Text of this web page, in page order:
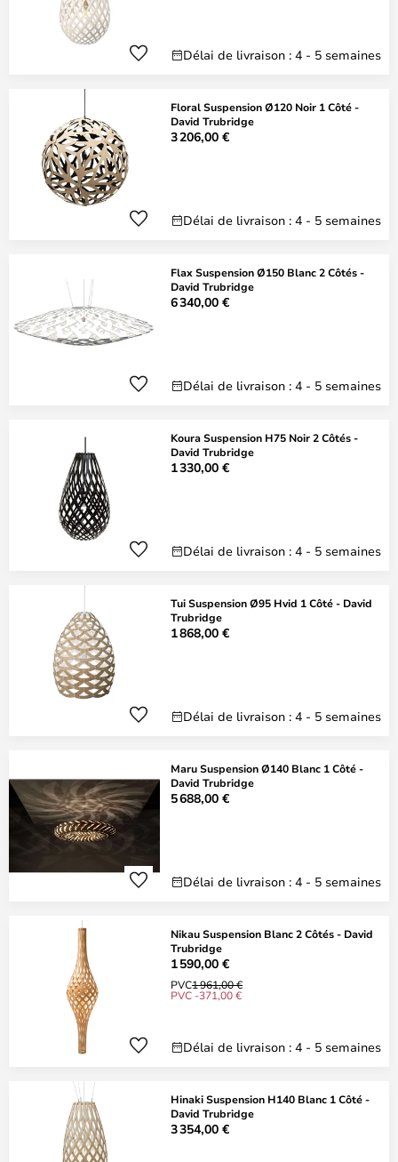
Délai de livraison : 4 - 5 semaines
Floral Suspension Ø120 Noir 1 Côté -
David Trubridge
3 206,00 €
Délai de livraison : 4 - 5 semaines
Flax Suspension Ø150 Blanc 2 Côtés -
David Trubridge
6 340,00 €
Délai de livraison : 4 - 5 semaines
Koura Suspension H75 Noir 2 Côtés -
David Trubridge
1 330,00 €
Délai de livraison : 4 - 5 semaines
Tui Suspension Ø95 Hvid 1 Côté - David
Trubridge
1 868,00 €
Délai de livraison : 4 - 5 semaines
Maru Suspension Ø140 Blanc 1 Côté -
David Trubridge
5 688,00 €
Délai de livraison : 4 - 5 semaines
Nikau Suspension Blanc 2 Côtés - David
Trubridge
1 590,00 €
PVC1 961,00 €
PVC -371,00 €
Délai de livraison : 4 - 5 semaines
Hinaki Suspension H140 Blanc 1 Côté -
David Trubridge
3 354,00 €